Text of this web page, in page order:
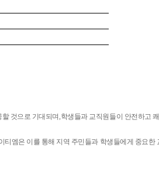
것으로 기대되며,학생들과 교직원들이 안전하고
티엠은 이를 통해 지역 주민들과 학생들에게 중요